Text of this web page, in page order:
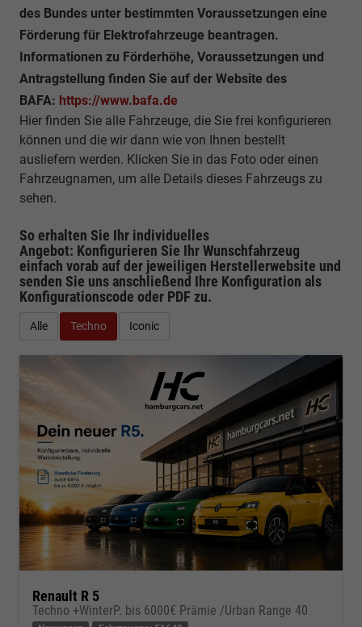
des Bundes unter bestimmten Voraussetzungen eine
Förderung für Elektrofahrzeuge beantragen.
Informationen zu Förderhöhe, Voraussetzungen und
Antragstellung finden Sie auf der Website des
BAFA: https://www.bafa.de
Hier finden Sie alle Fahrzeuge, die Sie frei konfigurieren
können und die wir dann wie von Ihnen bestellt
ausliefern werden. Klicken Sie in das Foto oder einen
Fahrzeugnamen, um alle Details dieses Fahrzeugs zu
sehen.
So erhalten Sie Ihr individuelles
Angebot: Konfigurieren Sie Ihr Wunschfahrzeug
einfach vorab auf der jeweiligen Herstellerwebsite und
senden Sie uns anschließend Ihre Konfiguration als
Konfigurationscode oder PDF zu.
Alle Techno Iconic
Renault R 5
Techno +WinterP. bis 6000€ Prämie /Urban Range 40